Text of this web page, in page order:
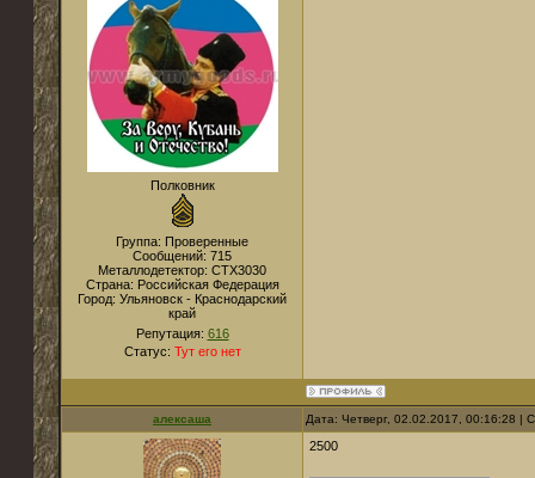
Полковник
Группа: Проверенные
Сообщений: 715
Металлодетектор: CTX3030
Страна: Российская Федерация
Город: Ульяновск - Краснодарский
край
Репутация: 616
Статус: Тут его нет
алексаша Дата: Четверг, 02.02.2017, 00:16:28 |
2500